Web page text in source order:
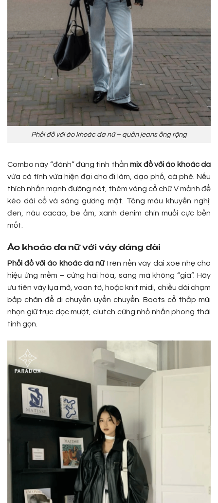
Phối đồ với áo khoác da nữ – quần jeans ống rộng
Combo này “đánh” đúng tinh thầnmix đồ với áo khoác da
vừa cá tính vừa hiện đại cho đi làm, dạo phố, cà phê. Nếu
thích nhấn mạnh đường nét, thêm vòng cổ chữ V mảnh để
kéo dài cổ và sáng gương mặt. Tông màu khuyến nghị:
đen, nâu cacao, be ấm, xanh denim chín muồi cực bền
mốt.
Áo khoác da nữ với váy dáng dài
Phối đồ với áo khoác da nữtrên nền váy dài xòe nhẹ cho
hiệu ứng mềm – cứng hài hòa, sang mà không “già”. Hãy
ưu tiên váy lụa mờ, voan tơ, hoặc knit midi, chiều dài chạm
bắp chân để di chuyển uyển chuyển. Boots cổ thấp mũi
nhọn giữ trục dọc mượt, clutch cứng nhỏ nhấn phong thái
tinh gọn.